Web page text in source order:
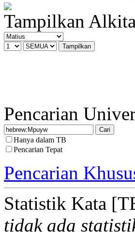
Tampilkan
Pencarian
Hanya dalam TB
Pencarian Tepat
Pencarian
Statistik Kata
tidak ada